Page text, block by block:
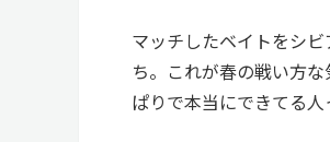
マッチしたベイトをシ
ち。これが春の戦い方
ぱりで本当にできてる人